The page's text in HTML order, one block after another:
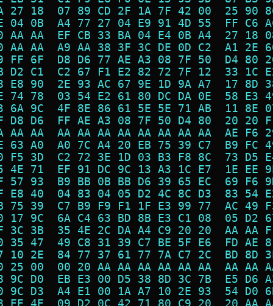
27 18  07 89 CD 2F 1A 7F 42 00  25
04 0B  A4 77 27 04 E9 91 4D 55  FF
AA AA  EF CB 33 BA 04 E4 0B A4  27
AA AA  A9 AA 38 3F 3C DE 0D C2  A1
FF 6F  D8 D6 77 AE A3 08 7F 50  D4
D2 C1  C2 67 F1 E2 82 72 7F 12  33
E8 90  2E 93 AC 67 9E 1D 9A A7  17
74 78  03 54 E2 61 80 DC DA 0E  58
6A 9C  4F 8E 86 61 5E 5E 71 AB  11
D8 D6  FF AE A3 08 7F 50 D4 80  20
AA AA  AA AA AA AA AA AA AA AA  AE
63 A0  A0 7C A4 20 EB 75 39 C7  B9
F5 3D  C2 72 3E 1D 03 B3 F8 8C  73
4E 71  EF 91 DC 9C 13 A3 1C E7  1E
57 93  B9 BB 0B BB D6 39 65 EC  69
E8 40  04 83 04 05 D2 4C 8C D3  83
75 39  C7 B9 F9 F1 1F E3 99 77  AC
17 9C  6A C4 63 BD 8B E3 C1 08  05
3C 3B  35 4E 2C DA A4 C9 20 20  AA
35 47  49 C8 31 39 C7 BE 5F E6  FD
10 2E  84 77 37 61 77 7A C7 2C  BD
25 00  00 20 AA AA AA AA AA AA  AA
9C D0  EB E3 00 D5 38 8D 3C 7B  E5
9C D3  A4 E1 00 1A A7 10 2E 93  54
EE 4E  09 D2 0C 42 71 80 C9 20  20